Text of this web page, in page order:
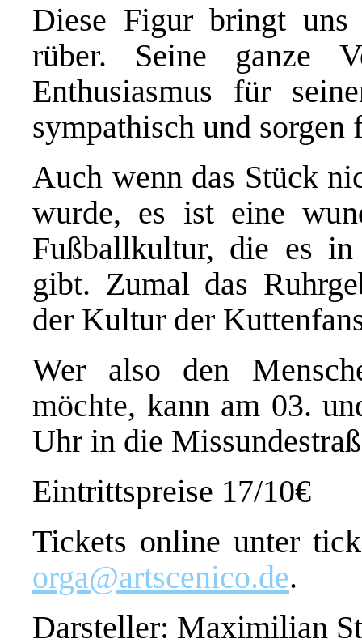
Diese Figur bringt
rüber. Seine ganze
Enthusiasmus für
sympathisch und
Auch wenn das Stück
wurde, es ist eine
Fußballkultur, die es
gibt. Zumal das
der Kultur der
Wer also den
möchte, kann am 03.
Uhr in die
Eintrittspreise 17/10€
Tickets online unter
orga@artscenico.de.
Darsteller: Maximilian